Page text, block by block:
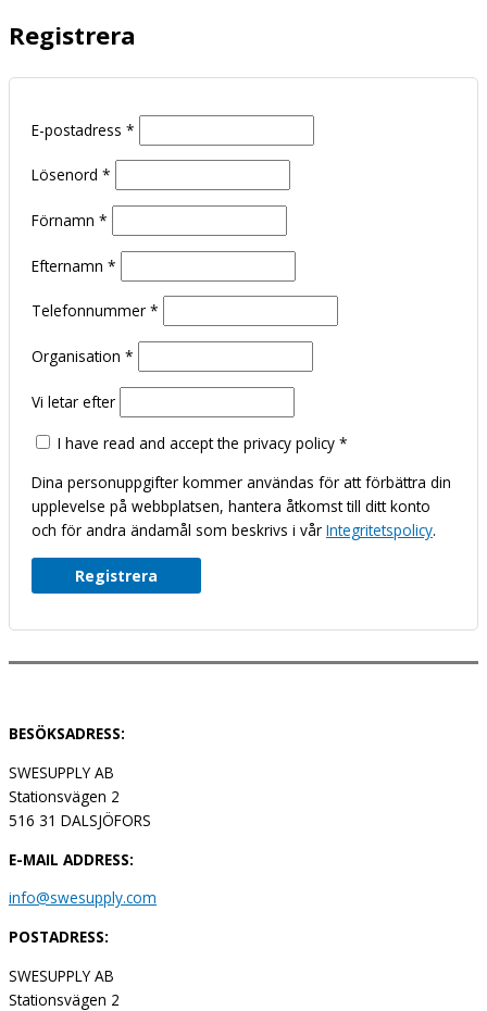
Registrera
E-postadress *
Lösenord *
Förnamn *
Efternamn *
Telefonnummer *
Organisation *
Vi letar efter
I have read and accept the privacy policy *
Dina personuppgifter kommer användas för att förbättra din
upplevelse på webbplatsen, hantera åtkomst till ditt konto
och för andra ändamål som beskrivs i vår Integritetspolicy.
Registrera
BESÖKSADRESS:
SWESUPPLY AB
Stationsvägen 2
516 31 DALSJÖFORS
E-MAIL ADDRESS:
info@swesupply.com
POSTADRESS:
SWESUPPLY AB
Stationsvägen 2